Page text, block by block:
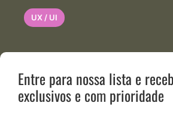
UX / UI
Entre para nossa lista e
exclusivos e com prioridade